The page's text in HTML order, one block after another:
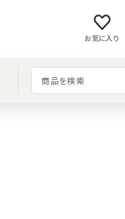
お気に入り